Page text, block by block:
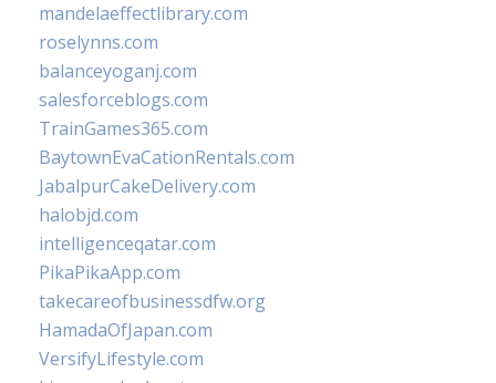
mandelaeffectlibrary.com
roselynns.com
balanceyoganj.com
salesforceblogs.com
TrainGames365.com
BaytownEvaCationRentals.com
JabalpurCakeDelivery.com
halobjd.com
intelligenceqatar.com
PikaPikaApp.com
takecareofbusinessdfw.org
HamadaOfJapan.com
VersifyLifestyle.com